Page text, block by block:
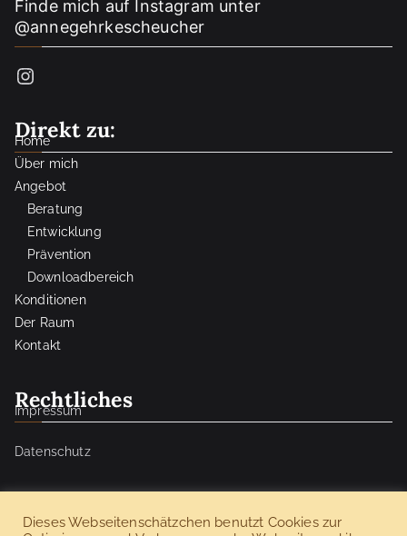
Finde mich auf Instagram unter
@annegehrkescheucher
Instagram
Direkt zu:
Home
Über mich
Angebot
Beratung
Entwicklung
Prävention
Downloadbereich
Konditionen
Der Raum
Kontakt
Rechtliches
Impressum
Datenschutz
Dieses Webseitenschätzchen benutzt Cookies zur